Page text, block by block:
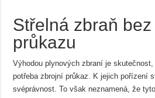
Střelná zbraň
průkazu
Výhodou plynových zbraní je
potřeba zbrojní průkaz. K jejich pořízení
svéprávnost. To však neznamená, že